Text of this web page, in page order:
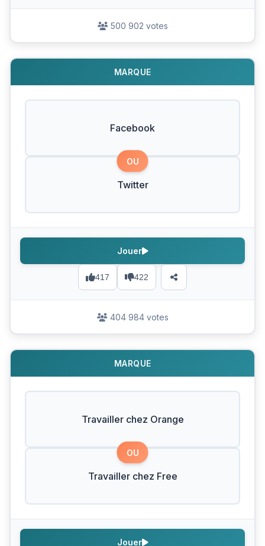
500 902 votes
MARQUE
Facebook
OU
Twitter
417 422
Jouer
404 984 votes
MARQUE
Travailler chez Orange
OU
Travailler chez Free
Jouer